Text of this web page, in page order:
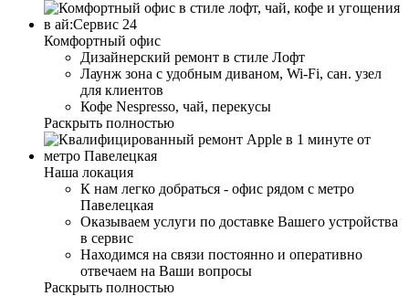
Комфортный офис
Дизайнерский ремонт в стиле Лофт
Лаунж зона с удобным диваном, Wi-Fi, сан. узел
для клиентов
Кофе Nespresso, чай, перекусы
Раскрыть полностью
Наша локация
К нам легко добраться - офис рядом с метро
Павелецкая
Оказываем услуги по доставке Вашего устройства
в сервис
Находимся на связи постоянно и оперативно
отвечаем на Ваши вопросы
Раскрыть полностью